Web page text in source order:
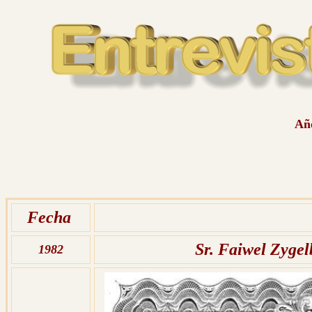
Fecha
1982 Sr. Faiwel